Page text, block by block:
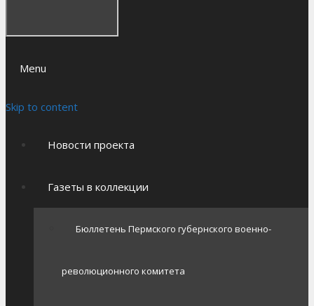
Menu
Skip to content
Новости проекта
Газеты в коллекции
Бюллетень Пермского губернского военно-
революционного комитета